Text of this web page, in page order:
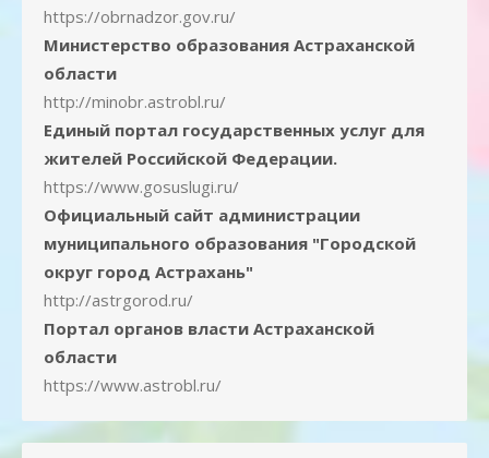
https://obrnadzor.gov.ru/
Министерство образования Астраханской
области
http://minobr.astrobl.ru/
Единый портал государственных услуг для
жителей Российской Федерации.
https://www.gosuslugi.ru/
Официальный сайт администрации
муниципального образования "Городской
округ город Астрахань"
http://astrgorod.ru/
Портал органов власти Астраханской
области
https://www.astrobl.ru/